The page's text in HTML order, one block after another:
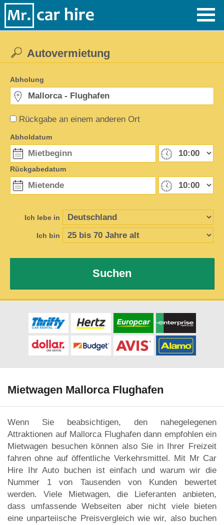
Rückgabe an einem anderen Ort
Autovermietung
Abholung
Abholdatum
Rückgabedatum
Ich lebe in
Ich bin
Suchen
Mietwagen Mallorca Flughafen
Wenn Sie beabsichtigen, den nahegelegenen
Attraktionen auf Mallorca Flughafen dann empfohlen ein
Mietwagen besuchen können also Sie in Ihrer Freizeit
fahren ohne auf öffentliche Verkehrsmittel. Mit Mr Car
Hire Ihr Auto buchen ist einfach und warum wir die
Nummer 1 von Tausenden von Kunden bewertet
werden. Viele Mietwagen, die Lieferanten anbieten,
dass umfassende Webseiten aber nicht viele bieten
eine unparteiische Preisvergleich wie wir, also buchen